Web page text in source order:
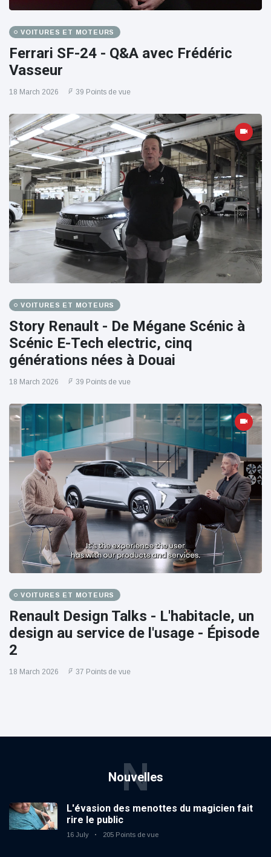
VOITURES ET MOTEURS
Ferrari SF-24 - Q&A avec Frédéric
Vasseur
18 March 2026 39 Points de vue
VOITURES ET MOTEURS
Story Renault - De Mégane Scénic à
Scénic E-Tech electric, cinq
générations nées à Douai
18 March 2026 39 Points de vue
VOITURES ET MOTEURS
Renault Design Talks - L'habitacle, un
design au service de l'usage - Épisode
2
18 March 2026 37 Points de vue
Nouvelles
N
L'évasion des menottes du magicien fait
rire le public
16 July 205 Points de vue